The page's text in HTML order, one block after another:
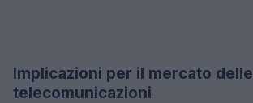
Implicazioni per il mercato delle
telecomunicazioni